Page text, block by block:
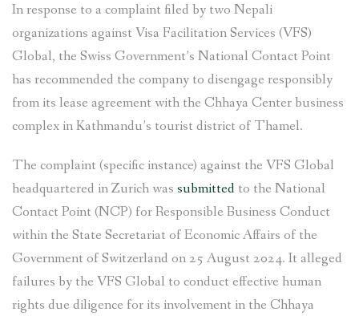
In response to a complaint filed by two Nepali
organizations against Visa Facilitation Services (VFS)
Global, the Swiss Government’s National Contact Point
has recommended the company to disengage responsibly
from its lease agreement with the Chhaya Center business
complex in Kathmandu’s tourist district of Thamel.
The complaint (specific instance) against the VFS Global
headquartered in Zurich was submitted to the National
Contact Point (NCP) for Responsible Business Conduct
within the State Secretariat of Economic Affairs of the
Government of Switzerland on 25 August 2024. It alleged
failures by the VFS Global to conduct effective human
rights due diligence for its involvement in the Chhaya